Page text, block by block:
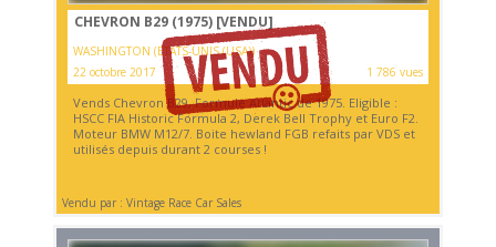
CHEVRON B29 (1975) [VENDU]
WASHINGTON (ETATS-UNIS (USA))
22 octobre 2017
1 786 vues
Vends Chevron B29, Formule Atlantic de 1975. Eligible :
HSCC FIA Historic Formula 2, Derek Bell Trophy et Euro F2.
Moteur BMW M12/7. Boite hewland FGB refaits par VDS et
utilisés depuis durant 2 courses !
Vendu par : Vintage Race Car Sales